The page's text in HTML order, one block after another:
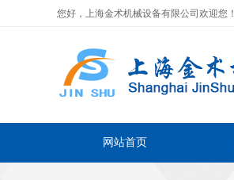
您好，上海金术机械设备有限公司欢迎您！
网站首页